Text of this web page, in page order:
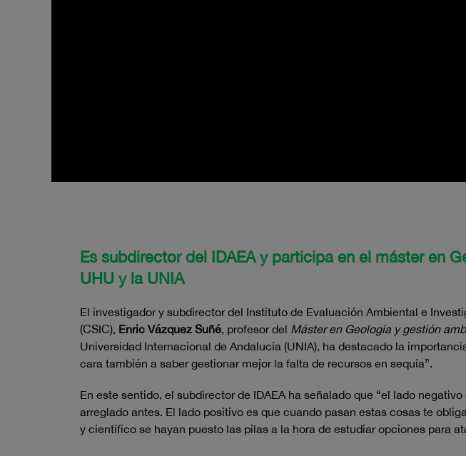
Es subdirector del IDAEA y participa en el máster en
UHU y la UNIA
El investigador y subdirector del Instituto de Evaluación Ambiental e
(CSIC), Enric Vázquez Suñé, profesor del Máster en Geología y gestión
Universidad Internacional de Andalucía (UNIA), ha destacado la
cara también a saber gestionar mejor la falta de recursos en sequía”.
En este sentido, el subdirector de IDAEA ha señalado que “el lado
arreglado antes. El lado positivo es que cuando pasan estas cosas te
y científico se hayan puesto las pilas a la hora de estudiar opciones para